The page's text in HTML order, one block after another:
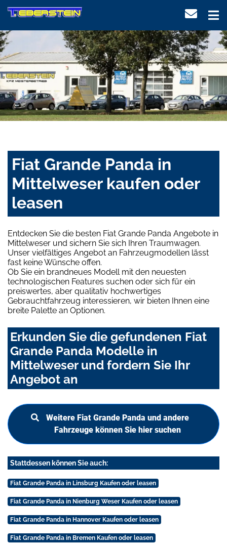
Fiat Grande Panda in
Mittelweser kaufen oder
leasen
Entdecken Sie die besten Fiat Grande Panda Angebote in
Mittelweser und sichern Sie sich Ihren Traumwagen.
Unser vielfältiges Angebot an Fahrzeugmodellen lässt
fast keine Wünsche offen.
Ob Sie ein brandneues Modell mit den neuesten
technologischen Features suchen oder sich für ein
preiswertes, aber qualitativ hochwertiges
Gebrauchtfahrzeug interessieren, wir bieten Ihnen eine
breite Palette an Optionen.
Erkunden Sie die gefundenen Fiat
Grande Panda Modelle in
Mittelweser und fordern Sie Ihr
Angebot an
Weitere Fiat Grande Panda und andere
Fahrzeuge können Sie hier suchen
Stattdessen können Sie auch:
Fiat Grande Panda in Linsburg Kaufen oder leasen
Fiat Grande Panda in Nienburg Weser Kaufen oder leasen
Fiat Grande Panda in Hannover Kaufen oder leasen
Fiat Grande Panda in Bremen Kaufen oder leasen